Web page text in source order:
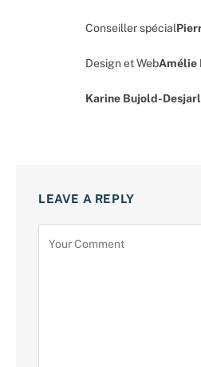
Conseiller spécial
Design et WebAmélie
Karine Bujold-
LEAVE A REPLY